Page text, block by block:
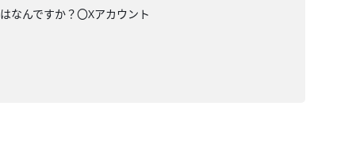
なんですか？〇Xアカウント